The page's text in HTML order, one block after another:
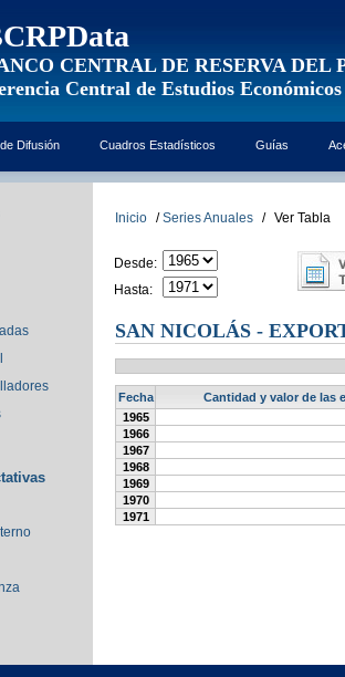
CENTRAL DE RESERVA DEL
Central de Estudios Económicos
Difusión Cuadros Estadísticos Guías
Inicio / Series Anuales / Ver Tabla
Desde:
Hasta:
SAN NICOLÁS -
Fecha
Cantidad y valor de las
1965
1966
1967
1968
1969
1970
1971